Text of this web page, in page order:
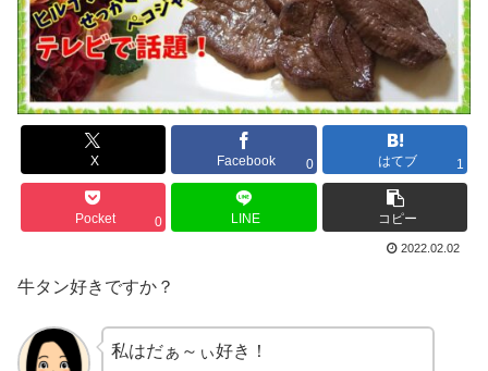
X Facebook 0 はてブ 1
Pocket 0 LINE コピー
2022.02.02
牛タン好きですか？
私はだぁ～ぃ好き！